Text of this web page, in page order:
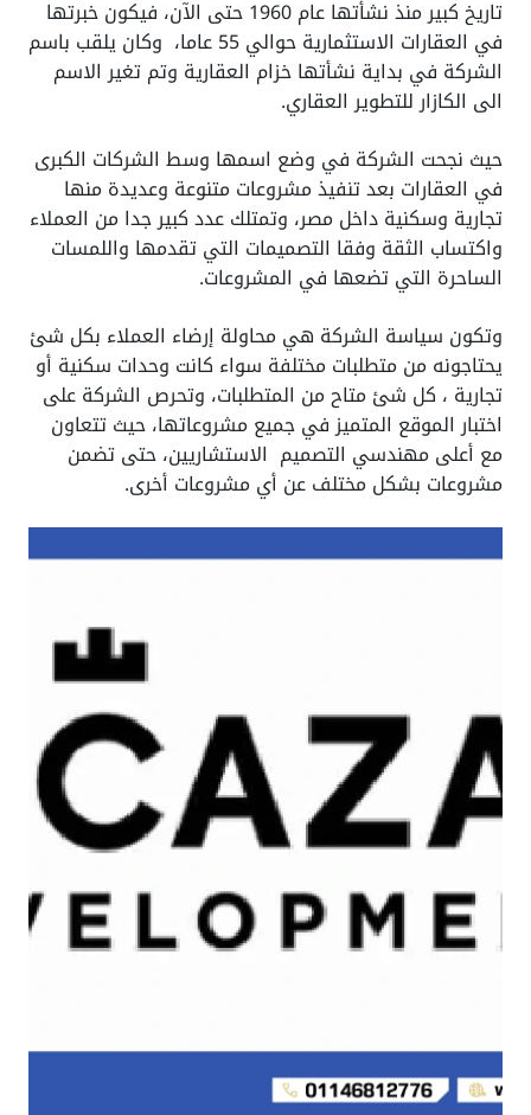
تاريخ كبير منذ نشأتها عام 1960 حتى الآن، فيكون خبرتها
في العقارات الاستثمارية حوالي 55 عاما، وكان يلقب باسم
الشركة في بداية نشأتها خزام العقارية وتم تغير الاسم
الى الكازار للتطوير العقاري.
حيث نجحت الشركة في وضع اسمها وسط الشركات الكبرى
في العقارات بعد تنفيذ مشروعات متنوعة وعديدة منها
تجارية وسكنية داخل مصر، وتمتلك عدد كبير جدا من العملاء
واكتساب الثقة وفقا التصميمات التي تقدمها واللمسات
الساحرة التي تضعها في المشروعات.
وتكون سياسة الشركة هي محاولة إرضاء العملاء بكل شئ
يحتاجونه من متطلبات مختلفة سواء كانت وحدات سكنية أو
تجارية ، كل شئ متاح من المتطلبات، وتحرص الشركة على
اختبار الموقع المتميز في جميع مشروعاتها، حيث تتعاون
مع أعلى مهندسي التصميم الاستشاريين، حتى تضمن
مشروعات بشكل مختلف عن أي مشروعات أخرى.